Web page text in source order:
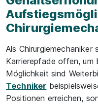
Als
Karrierepfade offen, um
Möglichkeit sind
Techniker
Positionen erreichen,